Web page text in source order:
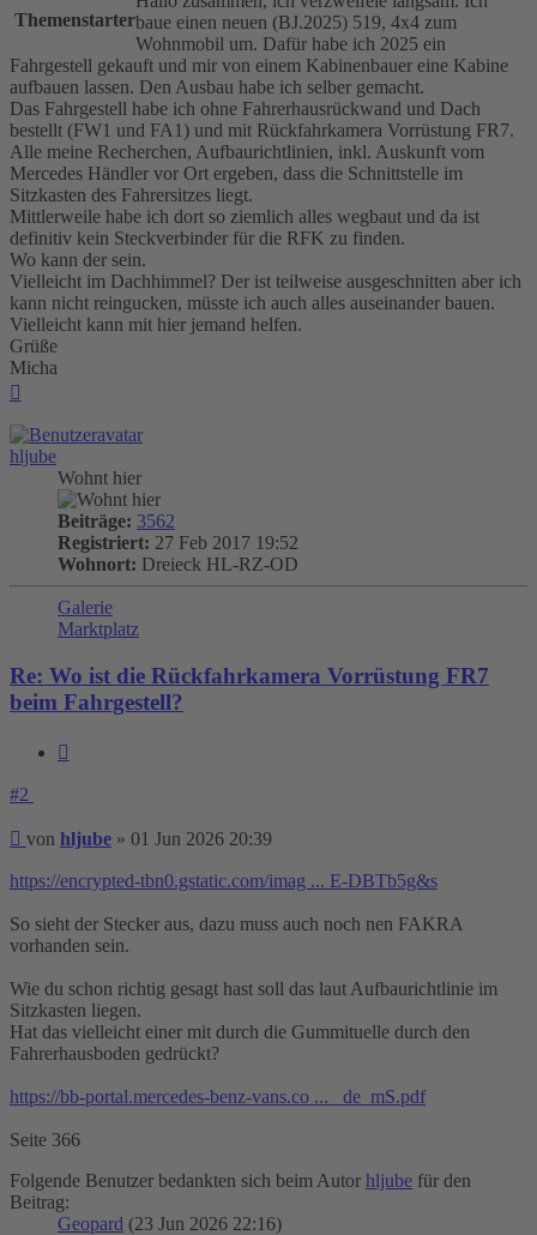
Themenstarterbaue einen neuen (BJ.2025) 519, 4x4 zum
Wohnmobil um. Dafür habe ich 2025 ein
Fahrgestell gekauft und mir von einem Kabinenbauer eine Kabine
aufbauen lassen. Den Ausbau habe ich selber gemacht.
Das Fahrgestell habe ich ohne Fahrerhausrückwand und Dach
bestellt (FW1 und FA1) und mit Rückfahrkamera Vorrüstung FR7.
Alle meine Recherchen, Aufbaurichtlinien, inkl. Auskunft vom
Mercedes Händler vor Ort ergeben, dass die Schnittstelle im
Sitzkasten des Fahrersitzes liegt.
Mittlerweile habe ich dort so ziemlich alles wegbaut und da ist
definitiv kein Steckverbinder für die RFK zu finden.
Wo kann der sein.
Vielleicht im Dachhimmel? Der ist teilweise ausgeschnitten aber ich
kann nicht reingucken, müsste ich auch alles auseinander bauen.
Vielleicht kann mit hier jemand helfen.
Grüße
Micha
hljube
Wohnt hier
Beiträge: 3562
Registriert: 27 Feb 2017 19:52
Wohnort: Dreieck HL-RZ-OD
Galerie
Marktplatz
Re: Wo ist die Rückfahrkamera Vorrüstung FR7
beim Fahrgestell?
#2
Beitrag
von hljube » 01 Jun 2026 20:39
https://encrypted-tbn0.gstatic.com/imag ... E-DBTb5g&s
So sieht der Stecker aus, dazu muss auch noch nen FAKRA
vorhanden sein.
Wie du schon richtig gesagt hast soll das laut Aufbaurichtlinie im
Sitzkasten liegen.
Hat das vielleicht einer mit durch die Gummituelle durch den
Fahrerhausboden gedrückt?
https://bb-portal.mercedes-benz-vans.co ... _de_mS.pdf
Seite 366
Folgende Benutzer bedankten sich beim Autor hljube für den
Beitrag:
Geopard (23 Jun 2026 22:16)